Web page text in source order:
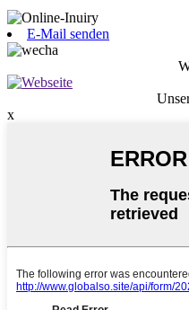
E-Mail senden
x